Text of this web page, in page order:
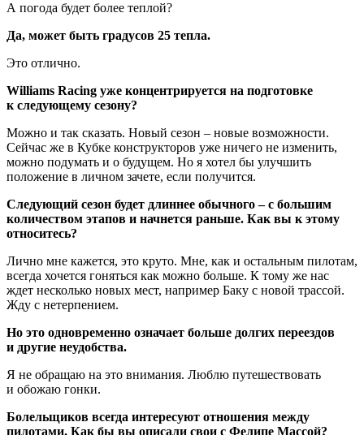
А погода будет более теплой?
Да, может быть градусов 25 тепла.
Это отлично.
Williams Racing уже концентрируется на подготовке
к следующему сезону?
Можно и так сказать. Новый сезон – новые возможности.
Сейчас же в Кубке конструкторов уже ничего не изменить,
можно подумать и о будущем. Но я хотел бы улучшить
положение в личном зачете, если получится.
Следующий сезон будет длиннее обычного – с большим
количеством этапов и начнется раньше. Как вы к этому
относитесь?
Лично мне кажется, это круто. Мне, как и остальным пилотам,
всегда хочется гоняться как можно больше. К тому же нас
ждет несколько новых мест, например Баку с новой трассой.
Жду с нетерпением.
Но это одновременно означает больше долгих переездов
и другие неудобства.
Я не обращаю на это внимания. Люблю путешествовать
и обожаю гонки.
Болельщиков всегда интересуют отношения между
пилотами. Как бы вы описали свои с Фелипе Массой?